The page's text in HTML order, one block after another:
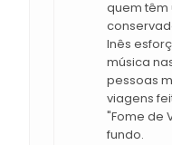
quem têm
Inês
música
pessoas
viagens
"Fome de
fundo.